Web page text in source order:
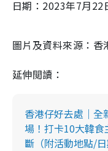
日期：2023年7月22
圖片及資料來源：香
延伸閲讀：
香港仔好去處｜全
場！打卡10大韓
斷（附活動地點/日